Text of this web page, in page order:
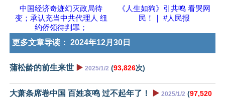
中国经济奇迹幻灭政局待
变；承认充当中共代理人 纽
约侨领待判罪；
《人生如狗》引共鸣 看哭网
民！｜ #人民报
更多文章导读： 2024年12月30日
蒲松龄的前生来世 ▶️ 2025/1/2 (93,826次)
大萧条席卷中国 百姓哀鸣 过不起年了！ ▶️ 2025/1/2 (97,520